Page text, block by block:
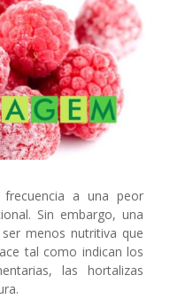
a una peor
Sin embargo, una
menos nutritiva que
tal como indican los
las hortalizas